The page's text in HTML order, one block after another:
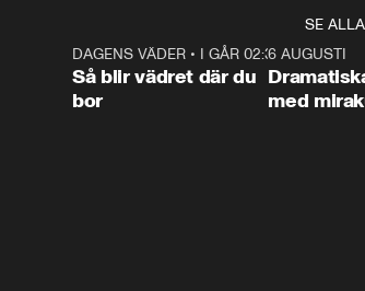
SE ALLA
1:06
DAGENS VÄDER • I GÅR 02:30
Så blir vädret där du
bor
6 AUGUSTI
med